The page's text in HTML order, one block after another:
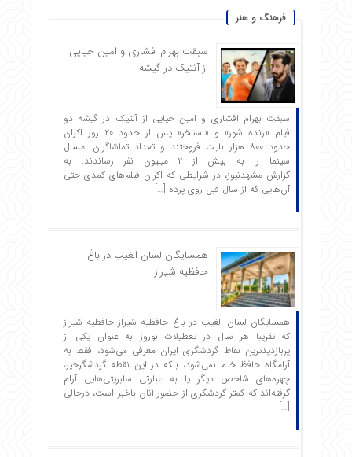
فرهنگ و هنر
سبقت بهرام افشاری و امین حیایی
از آنتیک در گیشه
سبقت بهرام افشاری و امین حیایی از آنتیک در گیشه دو
فیلم «زنده شور» و «استخر» پس از حدود ۲۰ روز اکران
حدود ۸۰۰ هزار بلیت فروختند و تعداد تماشاگران امسال
سینما را به بیش از ۲ میلیون نفر رساندند. به
گزارش مشهدنیوز، در شرایطی که اکران فیلم‌های کمدی حتی
آن‌هایی که از سال قبل روی پرده […]
همسایگان لسان الغیب در باغ
حافظیه شیراز
همسایگان لسان الغیب در باغ حافظیه شیراز حافظیه‌ شیراز
که تقریبا هر سال در تعطیلات نوروز به عنوان یکی از
پربازدیدترین نقاط گردشگری ایران معرفی می‌شود، فقط به
آرامگاه حافظ ختم نمی‌شود، بلکه در این نقطه گردشگرخیز،
چهره‌های شاخص دیگر یا به عبارتی سلبریتی‌هایی آرام
گرفته‌اند که کمتر گردشگری از حضور آنان باخبر است، درحالی
[…]